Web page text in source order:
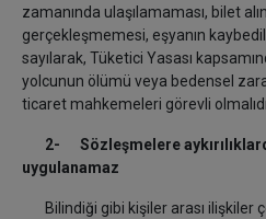
zamanında ulaşılamaması, bilet
gerçekleşmemesi, eşyanın
sayılarak, Tüketici Yasası
yolcunun ölümü veya bedensel
ticaret mahkemeleri görevli
2- Sözleşmelere
uygulanamaz
Bilindiği gibi kişiler arası ilişkiler